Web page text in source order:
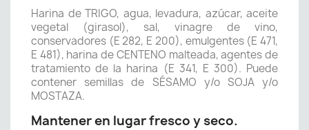
Harina de TRIGO, agua, levadura, azúcar, aceite
vegetal (girasol), sal, vinagre de vino,
conservadores (E 282, E 200), emulgentes (E 471,
E 481), harina de CENTENO malteada, agentes de
tratamiento de la harina (E 341, E 300). Puede
contener semillas de SÉSAMO y/o SOJA y/o
MOSTAZA.
Mantener en lugar fresco y seco.